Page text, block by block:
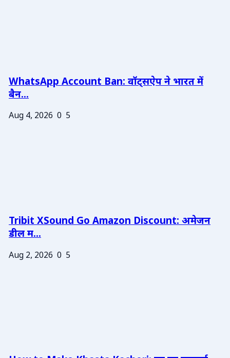
WhatsApp Account Ban: वॉट्सऐप ने भारत में
बैन...
Aug 4, 2026 0 5
Tribit XSound Go Amazon Discount: अमेजन
डील म...
Aug 2, 2026 0 5